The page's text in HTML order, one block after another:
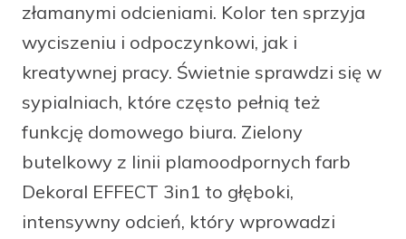
facebookinstagram
pinterestyoutube
złamanymi odcieniami. Kolor ten sprzyja
wyciszeniu i odpoczynkowi, jak i
kreatywnej pracy. Świetnie sprawdzi się w
sypialniach, które często pełnią też
funkcję domowego biura. Zielony
butelkowy z linii plamoodpornych farb
Dekoral EFFECT 3in1 to głęboki,
intensywny odcień, który wprowadzi